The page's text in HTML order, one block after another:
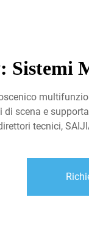
Sistemi
scena e
tecnici,